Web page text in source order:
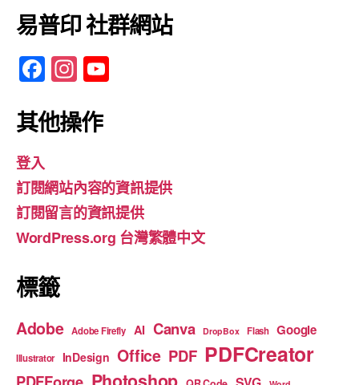
易普印 社群網站
F
a
c
b
o
o
k
In
st
a
gr
a
m
u
b
e
其他操作
登入
訂閱網站內容的資訊提供
訂閱留言的資訊提供
WordPress.org 台灣繁體中文
標籤
Adobe Adobe Firefly AI Canva DropBox Flash Google
Illustrator InDesign Office PDF PDFCreator